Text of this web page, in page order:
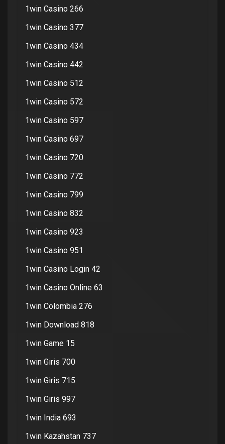
1win Casino 266
1win Casino 377
1win Casino 434
1win Casino 442
1win Casino 512
1win Casino 572
1win Casino 597
1win Casino 697
1win Casino 720
1win Casino 772
1win Casino 799
1win Casino 832
1win Casino 923
1win Casino 951
1win Casino Login 42
1win Casino Online 63
1win Colombia 276
1win Download 818
1win Game 15
1win Giris 700
1win Giris 715
1win Giris 997
1win India 693
1win Kazahstan 737